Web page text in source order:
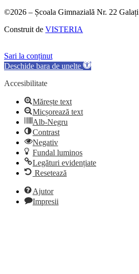
©2026 – Școala Gimnazială Nr. 22 Galați
Construit de VISTERIA
Sari la conținut
Deschide bara de unelte
Accesibilitate
Mărește text
Micșorează text
Alb-Negru
Contrast
Negativ
Fundal luminos
Legături evidențiate
Resetează
Ajutor
Impresii